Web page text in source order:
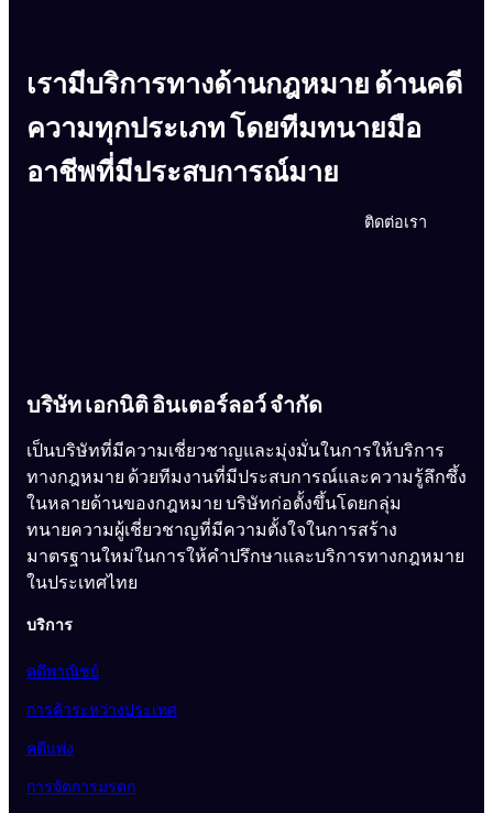
เรามีบริการทางด้านกฎหมาย ด้านคดี
ความทุกประเภท โดยทีมทนายมือ
อาชีพที่มีประสบการณ์มาย
ติดต่อเรา
บริษัท เอกนิติ อินเตอร์ลอว์ จำกัด
เป็นบริษัทที่มีความเชี่ยวชาญและมุ่งมั่นในการให้บริการ
ทางกฎหมาย ด้วยทีมงานที่มีประสบการณ์และความรู้ลึกซึ้ง
ในหลายด้านของกฎหมาย บริษัทก่อตั้งขึ้นโดยกลุ่ม
ทนายความผู้เชี่ยวชาญที่มีความตั้งใจในการสร้าง
มาตรฐานใหม่ในการให้คำปรึกษาและบริการทางกฎหมาย
ในประเทศไทย
บริการ
คดีพาณิชย์
การค้าระหว่างประเทศ
คดีแพ่ง
การจัดการมรดก